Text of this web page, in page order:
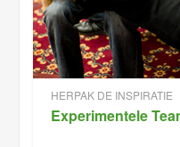
HERPAK DE INSPIRATIE
Experimentele